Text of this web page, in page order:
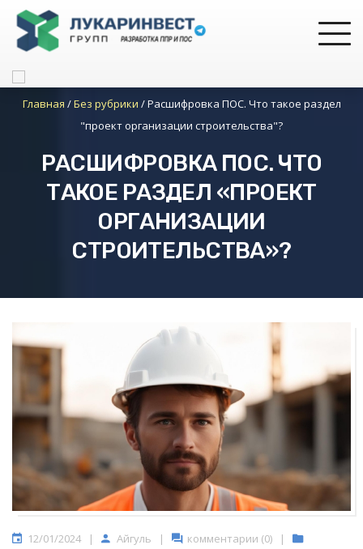
Главная /Без рубрики /Расшифровка ПОС. Что такое раздел
"проект организации строительства"?
РАСШИФРОВКА ПОС. ЧТО
ТАКОЕ РАЗДЕЛ «ПРОЕКТ
ОРГАНИЗАЦИИ
СТРОИТЕЛЬСТВА»?
12/01/2024 | Айгуль | комментарии (0)
|